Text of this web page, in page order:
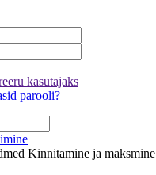
kasutajaks
parooli?
Kinnitamine ja maksmine